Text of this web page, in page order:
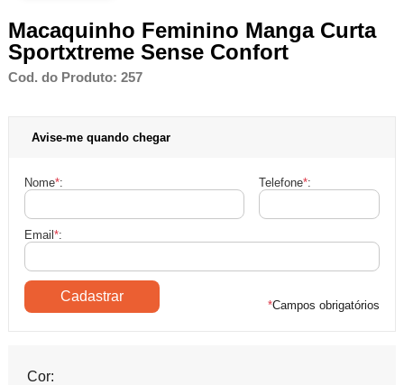
Macaquinho Feminino Manga Curta
Sportxtreme Sense Confort
Cod. do Produto: 257
Avise-me quando chegar
Nome*: Telefone*:
Email*:
*Campos obrigatórios
Cor: